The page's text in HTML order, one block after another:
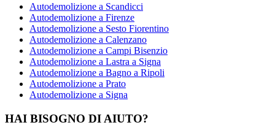
Autodemolizione a Scandicci
Autodemolizione a Firenze
Autodemolizione a Sesto Fiorentino
Autodemolizione a Calenzano
Autodemolizione a Campi Bisenzio
Autodemolizione a Lastra a Signa
Autodemolizione a Bagno a Ripoli
Autodemolizione a Prato
Autodemolizione a Signa
HAI BISOGNO DI AIUTO?